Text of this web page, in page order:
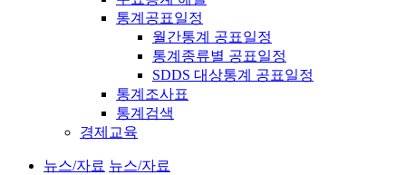
통계공표일정
월간통계 공표일정
통계종류별 공표일정
SDDS 대상통계 공표일정
통계조사표
통계검색
경제교육
뉴스/자료 뉴스/자료